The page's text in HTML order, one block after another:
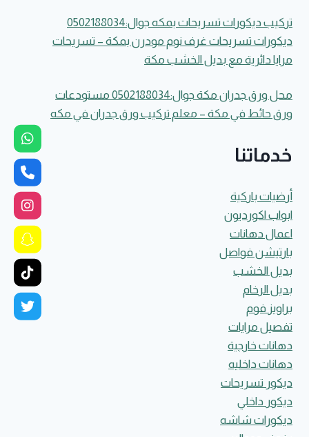
تركيب ديكورات تسريحات بمكه جوال:0502188034
ديكورات تسريحات غرف نوم مودرن بمكة – تسريحات
مرايا دائرية مع بديل الخشب مكة
محل ورق جدران مكة جوال:0502188034 مستودعات
ورق حائط في مكة – معلم تركيب ورق جدران في مكه
خدماتنا
أرضيات باركية
ابواب اكورديون
اعمال دهانات
بارتيشن فواصل
بديل الخشب
بديل الرخام
براويز فوم
تفصيل مرايات
دهانات خارجية
دهانات داخليه
ديكور تسريحات
ديكور داخلي
ديكورات شاشه